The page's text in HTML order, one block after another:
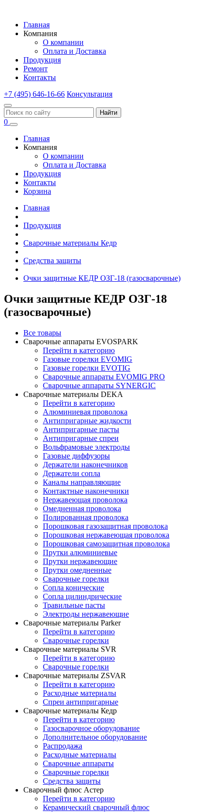
Главная
Компания
О компании
Оплата и Доставка
Продукция
Ремонт
Контакты
+7 (495) 646-16-66 Консультация
Найти
0
Главная
Компания
О компании
Оплата и Доставка
Продукция
Контакты
Корзина
Главная
Продукция
Сварочные материалы Кедр
Средства защиты
Очки защитные КЕДР ОЗГ-18 (газосварочные)
Очки защитные КЕДР ОЗГ-18
(газосварочные)
Все товары
Сварочные аппараты EVOSPARK
Перейти в категорию
Газовые горелки EVOMIG
Газовые горелки EVOTIG
Сварочные аппараты EVOMIG PRO
Сварочные аппараты SYNERGIC
Сварочные материалы DEKA
Перейти в категорию
Алюминиевая проволока
Антипригарные жидкости
Антипригарные пасты
Антипригарные спреи
Вольфрамовые электроды
Газовые диффузоры
Держатели наконечников
Держатели сопла
Каналы направляющие
Контактные наконечники
Нержавеющая проволока
Омедненная проволока
Полированная проволока
Порошковая газозащитная проволока
Порошковая нержавеющая проволока
Порошковая самозащитная проволока
Прутки алюминиевые
Прутки нержавеющие
Прутки омедненные
Сварочные горелки
Сопла конические
Сопла цилиндрические
Травильные пасты
Электроды нержавеющие
Сварочные материалы Parker
Перейти в категорию
Сварочные горелки
Сварочные материалы SVR
Перейти в категорию
Сварочные горелки
Сварочные материалы ZSVAR
Перейти в категорию
Расходные материалы
Спреи антипригарные
Сварочные материалы Кедр
Перейти в категорию
Газосварочное оборудование
Дополнительное оборудование
Распродажа
Расходные материалы
Сварочные аппараты
Сварочные горелки
Средства защиты
Сварочный флюс Астер
Перейти в категорию
Керамический сварочный флюс